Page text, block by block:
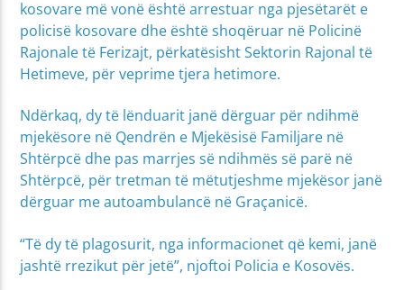
kosovare më vonë është arrestuar nga pjesëtarët e
policisë kosovare dhe është shoqëruar në Policinë
Rajonale të Ferizajt, përkatësisht Sektorin Rajonal të
Hetimeve, për veprime tjera hetimore.
Ndërkaq, dy të lënduarit janë dërguar për ndihmë
mjekësore në Qendrën e Mjekësisë Familjare në
Shtërpcë dhe pas marrjes së ndihmës së parë në
Shtërpcë, për tretman të mëtutjeshme mjekësor janë
dërguar me autoambulancë në Graçanicë.
“Të dy të plagosurit, nga informacionet që kemi, janë
jashtë rrezikut për jetë”, njoftoi Policia e Kosovës.